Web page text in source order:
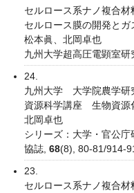
セルロース系ナノ複合
セルロース膜の開発とガ
松本眞、北岡卓也
九州大学超高圧電顕室研
24.
九州大学 大学院農学
資源科学講座 生物資源
北岡卓也
シリーズ：大学・官公
協誌, 68(8), 80-81/914-
23.
セルロース系ナノ複合